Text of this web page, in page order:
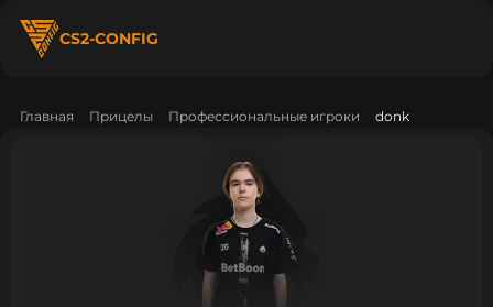
CS2-CONFIG
Главная Прицелы Профессиональные игроки donk